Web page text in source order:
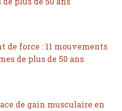
de force : 11 mouvements
de plus de 50 ans
de gain musculaire en